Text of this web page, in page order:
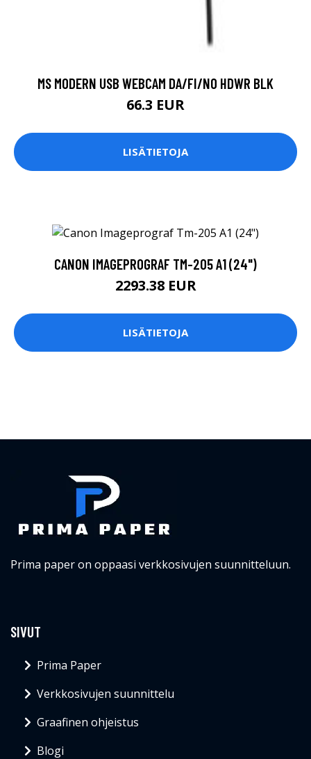
MS MODERN USB WEBCAM DA/FI/NO HDWR BLK
66.3 EUR
LISÄTIETOJA
CANON IMAGEPROGRAF TM-205 A1 (24")
2293.38 EUR
LISÄTIETOJA
Prima paper on oppaasi verkkosivujen suunnitteluun.
SIVUT
Prima Paper
Verkkosivujen suunnittelu
Graafinen ohjeistus
Blogi